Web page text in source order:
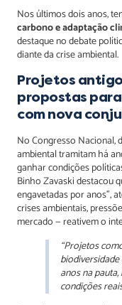
Nos últimos dois anos,
carbono e adaptação
destaque no debate
diante da crise ambiental.
Projetos
propostas
com nova
No Congresso Nacional,
ambiental tramitam há
ganhar condições
Binho Zavaski destacou
engavetadas por anos”,
crises ambientais,
mercado — reativem o
“Projetos
anos na
condições